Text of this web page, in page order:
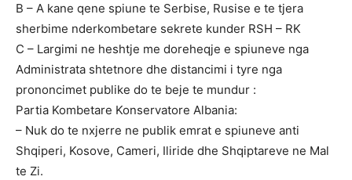
B – A kane qene spiune te Serbise, Rusise e te tjera
sherbime nderkombetare sekrete kunder RSH – RK
C – Largimi ne heshtje me doreheqje e spiuneve nga
Administrata shtetnore dhe distancimi i tyre nga
prononcimet publike do te beje te mundur :
Partia Kombetare Konservatore Albania:
– Nuk do te nxjerre ne publik emrat e spiuneve anti
Shqiperi, Kosove, Cameri, Iliride dhe Shqiptareve ne Mal
te Zi.